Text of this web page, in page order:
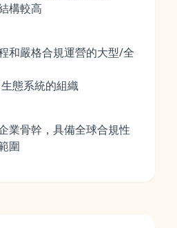
構較高
和嚴格合規運營的大型/全
態系統的組織
業骨幹，具備全球合規性
圍